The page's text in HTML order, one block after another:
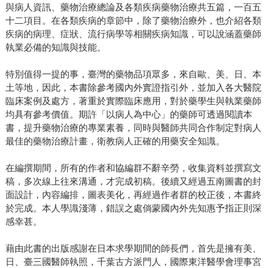
與病人資訊、藥物治療總論及各類疾病藥物治療共五篇，一百五
十二項目。在各類疾病的章節中，除了藥物治療外，也介紹各類
疾病的病理、症狀、流行病學等相關疾病知識，可以說涵蓋藥師
執業必備的知識與技能。
特別值得一提的事，臺灣的藥物品項眾多，來自歐、美、日、本
土等地，因此，本書除參考國內外實證指引外，並加入各大醫院
臨床案例及處方，著重於實際臨床應用，對於藥學生與執業藥師
均具有參考價值。期許「以病人為中心」的藥師可透過閱讀本
書，提升藥物治療的專業素養，同時與醫師共同合作制定對病人
最佳的藥物治療計畫，衛教病人正確的用藥安全知識。
在編撰期間，所有的作者和協編群不辭辛勞，收集資料並撰寫文
稿，多次線上往來溝通，才完成初稿。後續又經過五南圖書的封
面設計，內容編排，圖表美化，再經過作者群的校正後，本書終
於完成。本人學識淺薄，錯誤之處倘蒙國內外先知惠予指正則深
感幸甚。
藉由此書的出版感謝在日本求學期間的師長們，首先是擁有美、
日、臺三國醫師執照，千葉古方派門人，國際東洋醫學會理事宮